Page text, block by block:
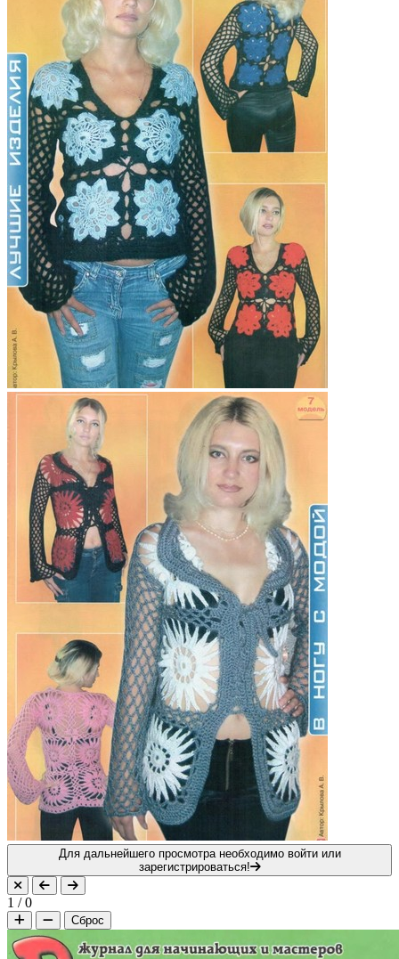
Для дальнейшего просмотра необходимо войти или
зарегистрироваться!
1 /0
Сброс